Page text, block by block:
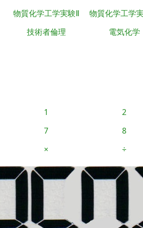
物質化学工学実験Ⅱ
物質化学工学
技術者倫理 電気化学
1
2
7
8
× ÷